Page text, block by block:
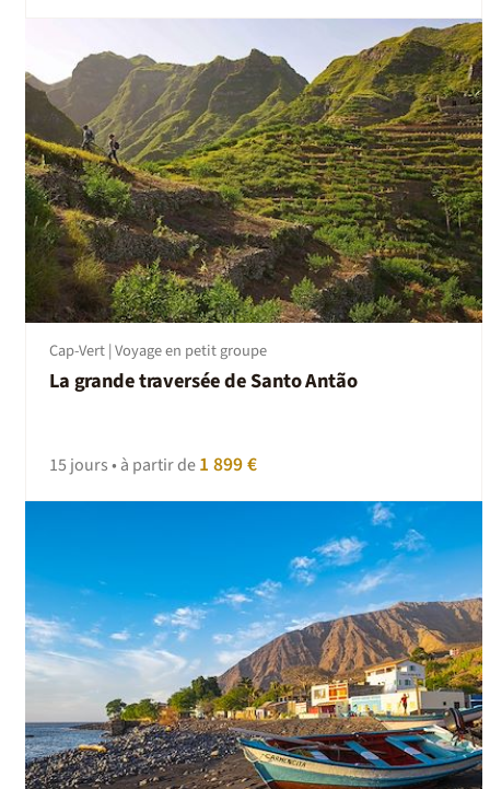
Cap-Vert | Voyage en petit groupe
La grande traversée de Santo Antão
15 jours • à partir de1 899 €